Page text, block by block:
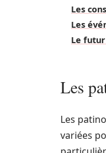
Les
Les
Le
Les
Les
variées